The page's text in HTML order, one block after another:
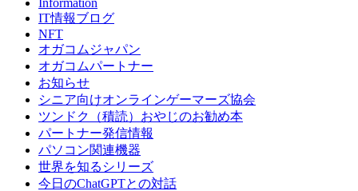
IT情報ブログ
NFT
オガコムジャパン
オガコムパートナー
お知らせ
シニア向けオンラインゲーマーズ協会
ツンドク（積読）おやじのお勧め本
パートナー発信情報
パソコン関連機器
世界を知るシリーズ
今日のChatGPTとの対話